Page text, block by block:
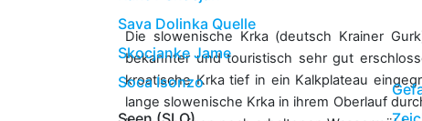
Sava Dolinka Quelle
Skocjanke Jame
Soca Isonzo
Die slowenische Krka (deutsch Krainer
bekannter und touristisch sehr gut
kroatische Krka tief in ein Kalkplateau
lange slowenische Krka in ihrem Oberlauf